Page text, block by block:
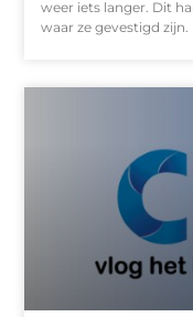
weer iets langer. Dit
waar ze gevestigd zijn.